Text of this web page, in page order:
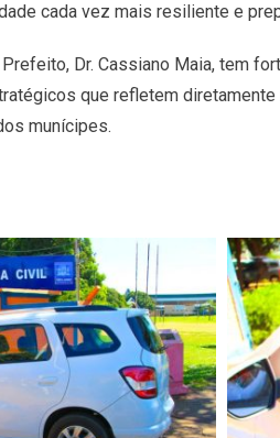
cada vez mais resiliente e
Dr. Cassiano Maia, tem
que refletem
munícipes.